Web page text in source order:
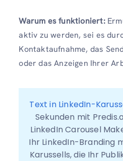
Warum es funktioniert:
aktiv zu werden, sei es
Kontaktaufnahme, das
oder das Anzeigen Ihrer
Text in LinkedIn-
Sekunden mit
LinkedIn Carousel
Ihr LinkedIn-Branding
Karussells, die Ihr